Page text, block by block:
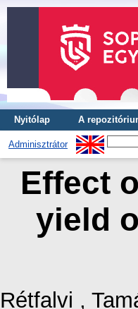
Nyitólap A
Adminisztrátor
Effect
yield
Rétfalvi ,